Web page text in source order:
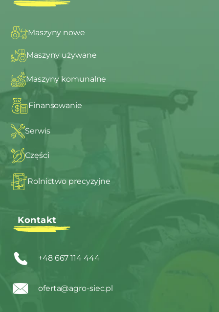
Maszyny nowe
Maszyny używane
Maszyny komunalne
Finansowanie
Serwis
Części
Rolnictwo precyzyjne
Kontakt
+48 667 114 444
oferta@agro-siec.pl